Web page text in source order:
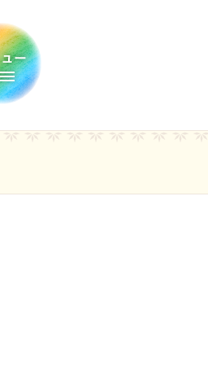
Toggle navigation